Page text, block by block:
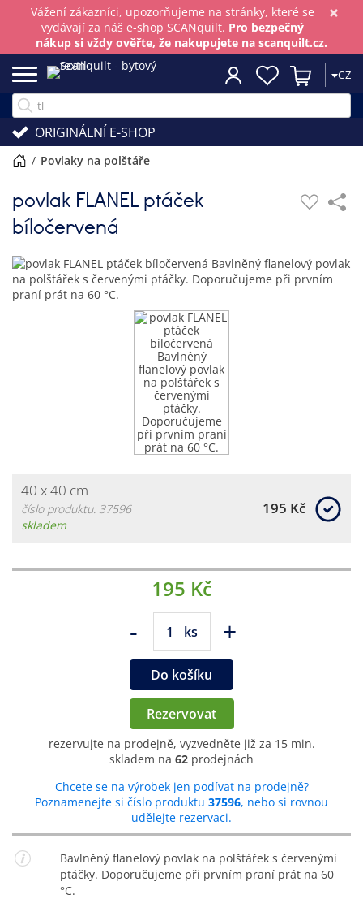
×
Vážení zákazníci, upozorňujeme na stránky, které se
vydávají za náš e-shop SCANquilt. Pro bezpečný
nákup si vždy ověřte, že nakupujete na scanquilt.cz.
CZ
ORIGINÁLNÍ E-SHOP
/ povlaky na polštáře
povlak FLANEL ptáček
bíločervená
40 x 40 cm
číslo produktu: 37596
skladem
195 Kč
195 Kč
- ks +
Do košíku
Rezervovat
rezervujte na prodejně, vyzvedněte již za 15 min.
skladem na 62 prodejnách
Chcete se na výrobek jen podívat na prodejně?
Poznamenejte si číslo produktu 37596, nebo si rovnou
udělejte rezervaci.
Bavlněný flanelový povlak na polštářek s červenými
ptáčky. Doporučujeme při prvním praní prát na 60
°C.